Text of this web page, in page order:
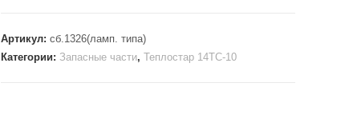
Артикул:сб.1326(ламп. типа)
Категории: Запасные части,Теплостар 14ТС-10